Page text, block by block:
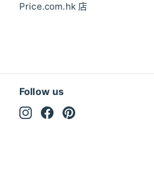
Price.com.hk 店
Follow us
InstagramFacebook